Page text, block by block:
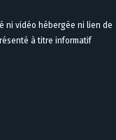
ni vidéo hébergée ni lien de
à titre informatif